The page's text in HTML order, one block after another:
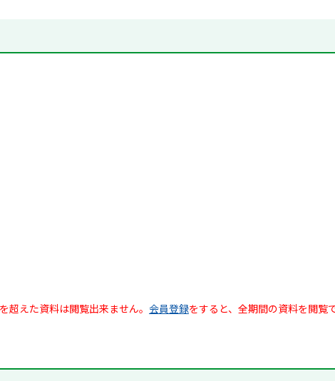
超えた資料は閲覧出来ません。 会員登録をすると、全期間の資料を閲覧